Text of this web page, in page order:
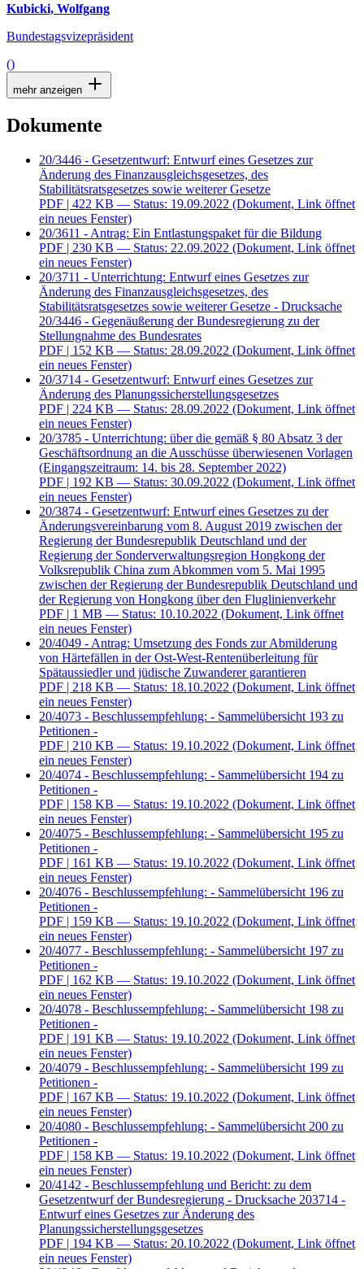
Kubicki, Wolfgang
Bundestagsvizepräsident
()
mehr anzeigen
Dokumente
20/3446 - Gesetzentwurf: Entwurf eines Gesetzes zur
Änderung des Finanzausgleichsgesetzes, des
Stabilitätsratsgesetzes sowie weiterer Gesetze
PDF | 422 KB — Status: 19.09.2022 (Dokument, Link öffnet
ein neues Fenster)
20/3611 - Antrag: Ein Entlastungspaket für die Bildung
PDF | 230 KB — Status: 22.09.2022 (Dokument, Link öffnet
ein neues Fenster)
20/3711 - Unterrichtung: Entwurf eines Gesetzes zur
Änderung des Finanzausgleichsgesetzes, des
Stabilitätsratsgesetzes sowie weiterer Gesetze - Drucksache
20/3446 - Gegenäußerung der Bundesregierung zu der
Stellungnahme des Bundesrates
PDF | 152 KB — Status: 28.09.2022 (Dokument, Link öffnet
ein neues Fenster)
20/3714 - Gesetzentwurf: Entwurf eines Gesetzes zur
Änderung des Planungssicherstellungsgesetzes
PDF | 224 KB — Status: 28.09.2022 (Dokument, Link öffnet
ein neues Fenster)
20/3785 - Unterrichtung: über die gemäß § 80 Absatz 3 der
Geschäftsordnung an die Ausschüsse überwiesenen Vorlagen
(Eingangszeitraum: 14. bis 28. September 2022)
PDF | 192 KB — Status: 30.09.2022 (Dokument, Link öffnet
ein neues Fenster)
20/3874 - Gesetzentwurf: Entwurf eines Gesetzes zu der
Änderungsvereinbarung vom 8. August 2019 zwischen der
Regierung der Bundesrepublik Deutschland und der
Regierung der Sonderverwaltungsregion Hongkong der
Volksrepublik China zum Abkommen vom 5. Mai 1995
zwischen der Regierung der Bundesrepublik Deutschland und
der Regierung von Hongkong über den Fluglinienverkehr
PDF | 1 MB — Status: 10.10.2022 (Dokument, Link öffnet
ein neues Fenster)
20/4049 - Antrag: Umsetzung des Fonds zur Abmilderung
von Härtefällen in der Ost-West-Rentenüberleitung für
Spätaussiedler und jüdische Zuwanderer garantieren
PDF | 218 KB — Status: 18.10.2022 (Dokument, Link öffnet
ein neues Fenster)
20/4073 - Beschlussempfehlung: - Sammelübersicht 193 zu
Petitionen -
PDF | 210 KB — Status: 19.10.2022 (Dokument, Link öffnet
ein neues Fenster)
20/4074 - Beschlussempfehlung: - Sammelübersicht 194 zu
Petitionen -
PDF | 158 KB — Status: 19.10.2022 (Dokument, Link öffnet
ein neues Fenster)
20/4075 - Beschlussempfehlung: - Sammelübersicht 195 zu
Petitionen -
PDF | 161 KB — Status: 19.10.2022 (Dokument, Link öffnet
ein neues Fenster)
20/4076 - Beschlussempfehlung: - Sammelübersicht 196 zu
Petitionen -
PDF | 159 KB — Status: 19.10.2022 (Dokument, Link öffnet
ein neues Fenster)
20/4077 - Beschlussempfehlung: - Sammelübersicht 197 zu
Petitionen -
PDF | 162 KB — Status: 19.10.2022 (Dokument, Link öffnet
ein neues Fenster)
20/4078 - Beschlussempfehlung: - Sammelübersicht 198 zu
Petitionen -
PDF | 191 KB — Status: 19.10.2022 (Dokument, Link öffnet
ein neues Fenster)
20/4079 - Beschlussempfehlung: - Sammelübersicht 199 zu
Petitionen -
PDF | 167 KB — Status: 19.10.2022 (Dokument, Link öffnet
ein neues Fenster)
20/4080 - Beschlussempfehlung: - Sammelübersicht 200 zu
Petitionen -
PDF | 158 KB — Status: 19.10.2022 (Dokument, Link öffnet
ein neues Fenster)
20/4142 - Beschlussempfehlung und Bericht: zu dem
Gesetzentwurf der Bundesregierung - Drucksache 203714 -
Entwurf eines Gesetzes zur Änderung des
Planungssicherstellungsgesetzes
PDF | 194 KB — Status: 20.10.2022 (Dokument, Link öffnet
ein neues Fenster)